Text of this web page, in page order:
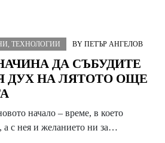
ТЕХНОЛОГИИ BY ПЕТЪР АНГЕЛОВ
ДА СЪБУДИТЕ
ДУХ НА ЛЯТОТО ОЩЕ
начало – време, в което
а с нея и желанието ни за…